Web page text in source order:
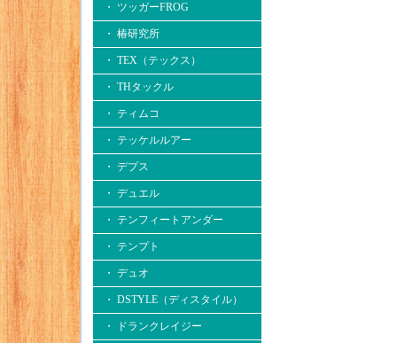
・ ツッガーFROG
・ 椿研究所
・ TEX（テックス）
・ THタックル
・ ティムコ
・ テッケルルアー
・ デプス
・ デュエル
・ テンフィートアンダー
・ テンプト
・ デュオ
・ DSTYLE（ディスタイル）
・ ドランクレイジー